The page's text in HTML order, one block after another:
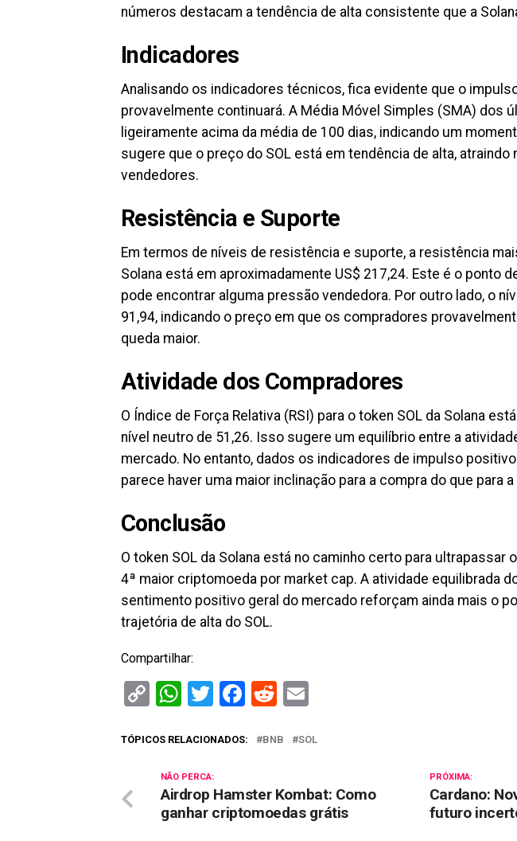
números destacam a tendência de alta consistente que a
Indicadores
Analisando os indicadores técnicos, fica evidente que o
provavelmente continuará. A Média Móvel Simples (SMA) dos
ligeiramente acima da média de 100 dias, indicando um
sugere que o preço do SOL está em tendência de alta,
vendedores.
Resistência e Suporte
Em termos de níveis de resistência e suporte, a resistência
Solana está em aproximadamente US$ 217,24. Este é o ponto
pode encontrar alguma pressão vendedora. Por outro lado, o
91,94, indicando o preço em que os compradores
queda maior.
Atividade dos Compradores
O Índice de Força Relativa (RSI) para o token SOL da Solana
nível neutro de 51,26. Isso sugere um equilíbrio entre a
mercado. No entanto, dados os indicadores de impulso
parece haver uma maior inclinação para a compra do que para a
Conclusão
O token SOL da Solana está no caminho certo para ultrapassar
4ª maior criptomoeda por market cap. A atividade equilibrada
sentimento positivo geral do mercado reforçam ainda mais o
trajetória de alta do SOL.
Compartilhar:
CopyWhatsApp
Twitter
Facebook
Reddit
TÓPICOS RELACIONADOS: BNB SOL
PRÓXIMA:
Cardano:
futuro
NÃO PERCA:
Airdrop Hamster Kombat: Como
ganhar criptomoedas grátis